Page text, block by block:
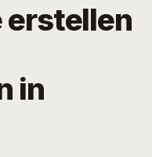
erstellen
in